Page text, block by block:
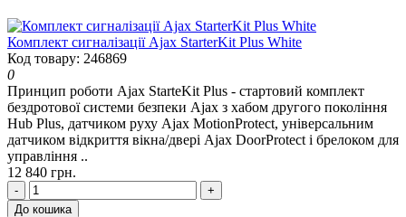
Комплект сигналізації Ajax StarterKit Plus White
Код товару: 246869
0
Принцип роботи Ajax StarteKit Plus - стартовий комплект
бездротової системи безпеки Ajax з хабом другого покоління
Hub Plus, датчиком руху Ajax MotionProtect, універсальним
датчиком відкриття вікна/двері Ajax DoorProtect і брелоком для
управління ..
12 840 грн.
-
+
До кошика